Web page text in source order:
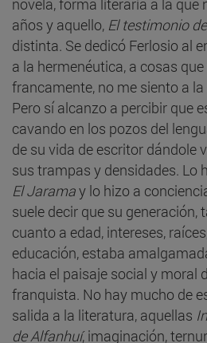
años y aquello, El testimonio
distinta. Se dedicó Ferlosio al
a la hermenéutica, a cosas
francamente, no me siento a
Pero sí alcanzo a percibir que
cavando en los pozos del
de su vida de escritor dándole
sus trampas y densidades. Lo
El Jaramay lo hizo a
suele decir que su generación,
cuanto a edad, intereses,
educación, estaba
hacia el paisaje social y moral
franquista. No hay mucho de
salida a la literatura, aquellas
de Alfanhuí, imaginación,